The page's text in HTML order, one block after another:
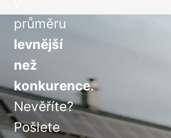
průměru
levnější
než
konkurence.
Nevěříte?
Pošlete